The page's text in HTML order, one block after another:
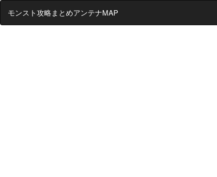
モンスト攻略まとめアンテナMAP